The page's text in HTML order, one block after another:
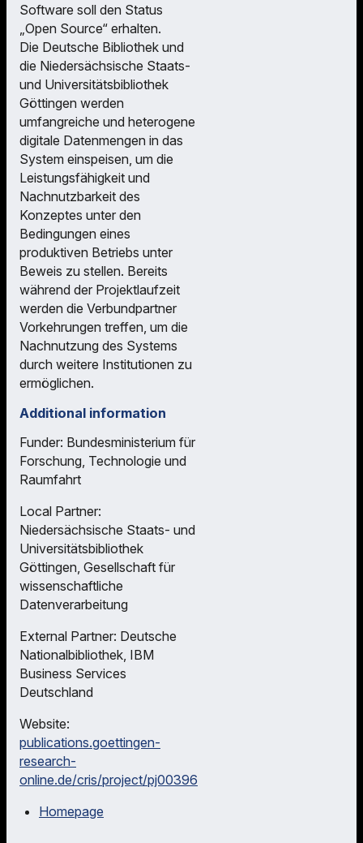
Software soll den Status
„Open Source“ erhalten.
Die Deutsche Bibliothek und
die Niedersächsische Staats-
und Universitätsbibliothek
Göttingen werden
umfangreiche und heterogene
digitale Datenmengen in das
System einspeisen, um die
Leistungsfähigkeit und
Nachnutzbarkeit des
Konzeptes unter den
Bedingungen eines
produktiven Betriebs unter
Beweis zu stellen. Bereits
während der Projektlaufzeit
werden die Verbundpartner
Vorkehrungen treffen, um die
Nachnutzung des Systems
durch weitere Institutionen zu
ermöglichen.
Additional information
Funder: Bundesministerium für
Forschung, Technologie und
Raumfahrt
Local Partner:
Niedersächsische Staats- und
Universitätsbibliothek
Göttingen, Gesellschaft für
wissenschaftliche
Datenverarbeitung
External Partner: Deutsche
Nationalbibliothek, IBM
Business Services
Deutschland
Website:
publications.goettingen-
research-
online.de/cris/project/pj00396
Homepage